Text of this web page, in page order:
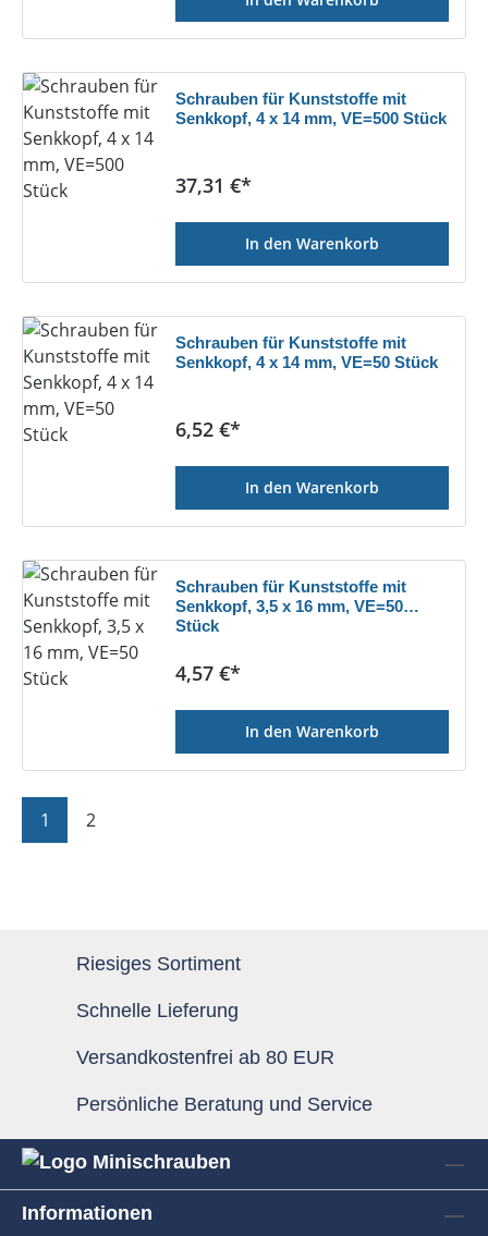
Schrauben für Kunststoffe mit
Senkkopf, 4 x 14 mm, VE=500 Stück
Regulärer Preis:
37,31 €*
In den Warenkorb
Schrauben für Kunststoffe mit
Senkkopf, 4 x 14 mm, VE=50 Stück
Regulärer Preis:
6,52 €*
In den Warenkorb
Schrauben für Kunststoffe mit
Senkkopf, 3,5 x 16 mm, VE=50
Stück
Regulärer Preis:
4,57 €*
In den Warenkorb
Seite
1 Seite
2
Riesiges Sortiment
Schnelle Lieferung
Versandkostenfrei ab 80 EUR
Persönliche Beratung und Service
Informationen